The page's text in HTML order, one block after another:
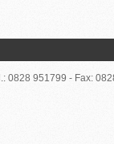
0828 951799 - Fax: